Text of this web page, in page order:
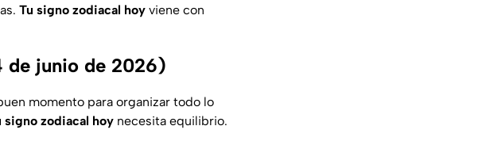
Tu signo zodiacal hoy viene con
de junio de 2026)
momento para organizar todo lo
signo zodiacal hoy necesita equilibrio.